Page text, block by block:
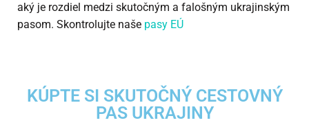
aký je rozdiel medzi skutočným a falošným ukrajinským
pasom. Skontrolujte naše pasy EÚ
KÚPTE SI SKUTOČNÝ CESTOVNÝ
PAS UKRAJINY